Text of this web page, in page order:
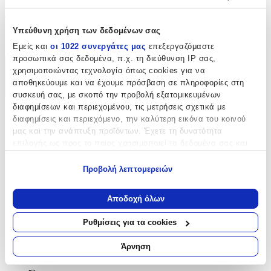
Υπεύθυνη χρήση των δεδομένων σας
Εμείς και οι 1022 συνεργάτες μας επεξεργαζόμαστε
προσωπικά σας δεδομένα, π.χ. τη διεύθυνση IP σας,
χρησιμοποιώντας τεχνολογία όπως cookies για να
αποθηκεύουμε και να έχουμε πρόσβαση σε πληροφορίες στη
συσκευή σας, με σκοπό την προβολή εξατομικευμένων
διαφημίσεων και περιεχομένου, τις μετρήσεις σχετικά με
διαφημίσεις και περιεχόμενο, την καλύτερη εικόνα του κοινού
μας και την ανάπτυξη προϊόντων. Έχετε τη δυνατότητα
Να συλλέξουμε πληροφορίες σχετικά με τη γεωγραφική
σας τοποθεσία, οι οποίες μπορεί να είναι ακριβείς σε
απόσταση μερικών μέτρων
Να αναγνωρίσουμε τη συσκευή σας σαρώνοντας ενεργά
για συγκεκριμένα χαρακτηριστικά (δακτυλικό αποτύπωμα)
Μάθετε περισσότερα σχετικά με τον τρόπο επεξεργασίας των
προσωπικών σας δεδομένων και καθορίστε τις προτιμήσεις σας
Προβολή λεπτομερειών
Αποδοχή όλων
Ρυθμίσεις για τα cookies
Άρνηση
Χαρακτηριστικά
+
Χαρακτηριστικά
Βασικά Χαρακτηριστικά
Υλικό:
Ανοξείδωτο Ατσάλι
Δίχρωμη